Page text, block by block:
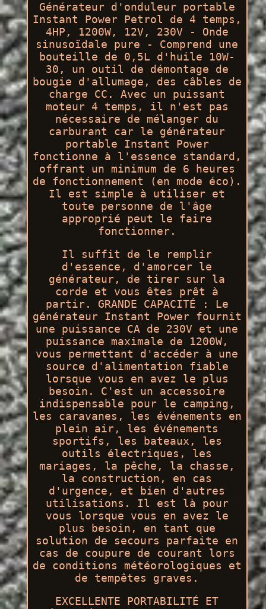
Générateur d'onduleur portable
Instant Power Petrol de 4 temps,
4HP, 1200W, 12V, 230V - Onde
sinusoïdale pure - Comprend une
bouteille de 0,5L d'huile 10W-
30, un outil de démontage de
bougie d'allumage, des câbles de
charge CC. Avec un puissant
moteur 4 temps, il n'est pas
nécessaire de mélanger du
carburant car le générateur
portable Instant Power
fonctionne à l'essence standard,
offrant un minimum de 6 heures
de fonctionnement (en mode éco).
Il est simple à utiliser et
toute personne de l'âge
approprié peut le faire
fonctionner.
Il suffit de le remplir
d'essence, d'amorcer le
générateur, de tirer sur la
corde et vous êtes prêt à
partir. GRANDE CAPACITÉ : Le
générateur Instant Power fournit
une puissance CA de 230V et une
puissance maximale de 1200W,
vous permettant d'accéder à une
source d'alimentation fiable
lorsque vous en avez le plus
besoin. C'est un accessoire
indispensable pour le camping,
les caravanes, les événements en
plein air, les événements
sportifs, les bateaux, les
outils électriques, les
mariages, la pêche, la chasse,
la construction, en cas
d'urgence, et bien d'autres
utilisations. Il est là pour
vous lorsque vous en avez le
plus besoin, en tant que
solution de secours parfaite en
cas de coupure de courant lors
de conditions météorologiques et
de tempêtes graves.
EXCELLENTE PORTABILITÉ ET